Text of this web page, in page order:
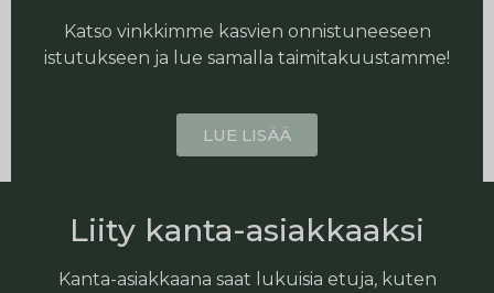
Katso vinkkimme kasvien onnistuneeseen
istutukseen ja lue samalla taimitakuustamme!
LUE LISÄÄ
Liity kanta-asiakkaaksi
Kanta-asiakkaana saat lukuisia etuja, kuten